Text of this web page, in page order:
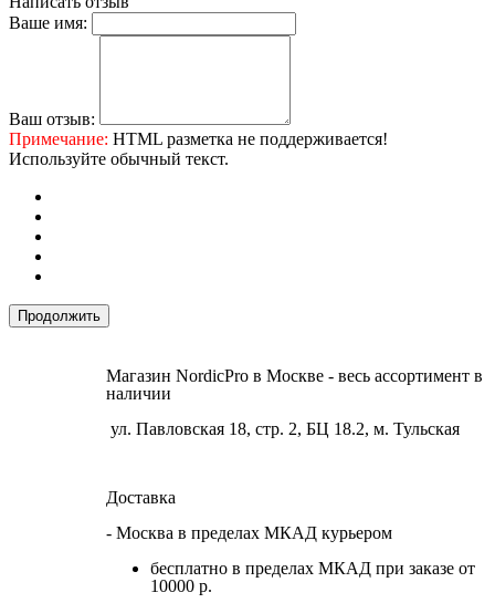
Ваше имя:
Ваш отзыв:
Примечание: HTML разметка не поддерживается!
Используйте обычный текст.
Продолжить
Магазин NordicPro в Москве - весь ассортимент в
наличии
ул. Павловская 18, стр. 2, БЦ 18.2, м. Тульская
Доставка
- Москва в пределах МКАД курьером
бесплатно в пределах МКАД при заказе от
10000 р.